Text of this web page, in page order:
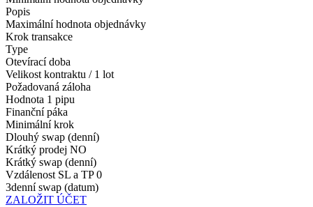
Popis
Maximální hodnota objednávky
Krok transakce
Type
Otevírací doba
Velikost kontraktu / 1 lot
Požadovaná záloha
Hodnota 1 pipu
Finanční páka
Minimální krok
Dlouhý swap (denní)
Krátký prodej NO
Krátký swap (denní)
Vzdálenost SL a TP 0
3denní swap (datum)
ZALOŽIT ÚČET